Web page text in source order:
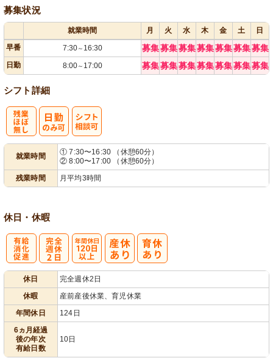
募集状況
就業時間 月 火 水 木 金 土
日
早番
7:30～ 16:30 募集募集募集募集募集募集募集
日勤 8:00～ 17:00 募集募集募集募集募集募集募集
シフト詳細
就業時間
① 7:30〜16:30 （休憩60分）
② 8:00〜17:00 （休憩60分）
残業時間
月平均3時間
休日・休暇
休日
完全週休2日
休暇
産前産後休業、育児休業
年間休日
124日
6ヵ月経過
後の年次
有給日数
10日